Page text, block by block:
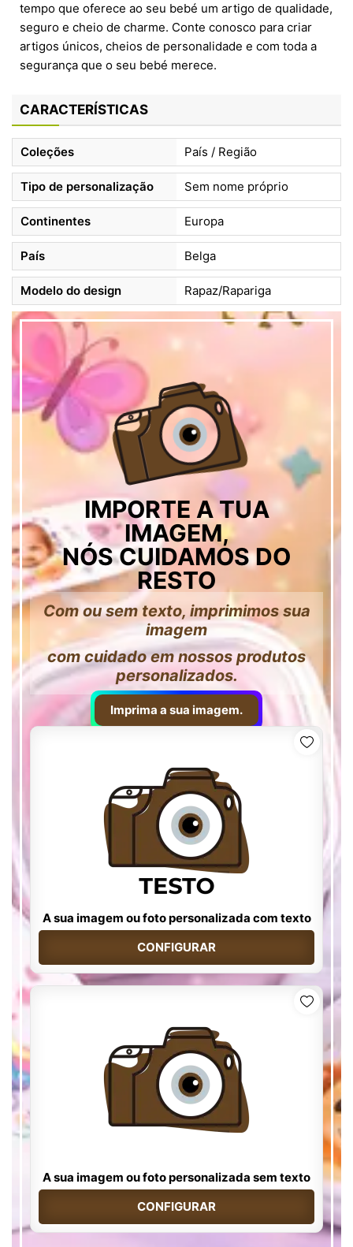
tempo que oferece ao seu bebé um artigo de qualidade,
seguro e cheio de charme. Conte conosco para criar
artigos únicos, cheios de personalidade e com toda a
segurança que o seu bebé merece.
CARACTERÍSTICAS
Coleções País / Região
Tipo de personalização Sem nome próprio
Continentes Europa
País Belga
Modelo do design Rapaz/Rapariga
IMPORTE A TUA
IMAGEM,
NÓS CUIDAMOS DO
RESTO
Com ou sem texto, imprimimos sua
imagem
com cuidado em nossos produtos
personalizados.
Imprima a sua imagem.
A sua imagem ou foto personalizada com texto
CONFIGURAR
A sua imagem ou foto personalizada sem texto
CONFIGURAR